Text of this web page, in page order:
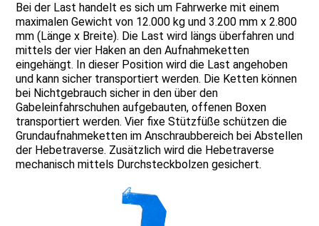
Bei der Last handelt es sich um Fahrwerke mit einem
maximalen Gewicht von 12.000 kg und 3.200 mm x 2.800
mm (Länge x Breite). Die Last wird längs überfahren und
mittels der vier Haken an den Aufnahmeketten
eingehängt. In dieser Position wird die Last angehoben
und kann sicher transportiert werden. Die Ketten können
bei Nichtgebrauch sicher in den über den
Gabeleinfahrschuhen aufgebauten, offenen Boxen
transportiert werden. Vier fixe Stützfüße schützen die
Grundaufnahmeketten im Anschraubbereich bei Abstellen
der Hebetraverse. Zusätzlich wird die Hebetraverse
mechanisch mittels Durchsteckbolzen gesichert.